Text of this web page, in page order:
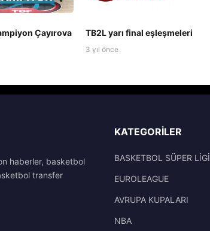
Çayırova
TB2L yarı final eşleşmeleri
3 yıl önce
haberler, basketbol
transfer
KATEGORILER
BASKETBOL SÜPER LİGİ
EUROLEAGUE
AVRUPA KUPALARI
NBA